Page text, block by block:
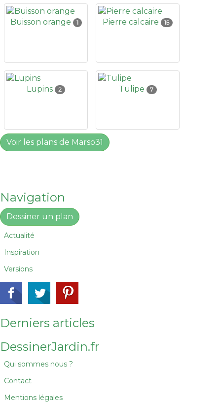
Buisson orange 1 Pierre calcaire 15
Lupins 2 Tulipe 7
Voir les plans de Marso31
Navigation
Dessiner un plan
Actualité
Inspiration
Versions
Derniers articles
DessinerJardin.fr
Qui sommes nous ?
Contact
Mentions légales